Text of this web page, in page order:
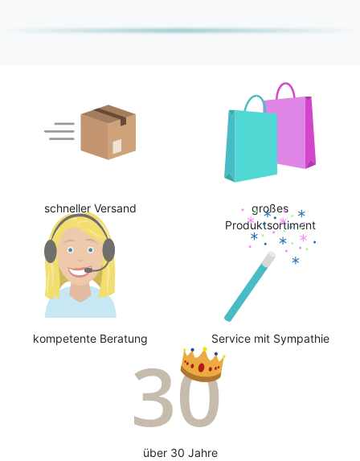
schneller Versand
großes
Produktsortiment
kompetente Beratung Service mit Sympathie
über 30 Jahre